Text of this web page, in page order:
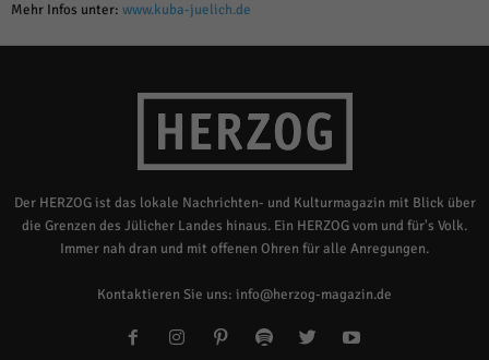
Mehr Infos unter: www.kuba-juelich.de
Der HERZOG ist das lokale Nachrichten- und Kulturmagazin mit Blick über
die Grenzen des Jülicher Landes hinaus. Ein HERZOG vom und für's Volk.
Immer nah dran und mit offenen Ohren für alle Anregungen.
Kontaktieren Sie uns: info@herzog-magazin.de